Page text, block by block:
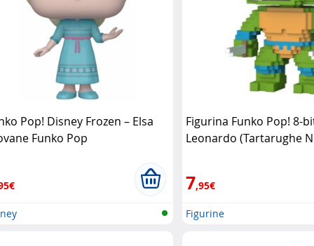
Pop! Disney Frozen – Elsa
Funko Pop
Figurina Funko Pop! 8-
Leonardo (Tartarughe
7,95€
Figurine